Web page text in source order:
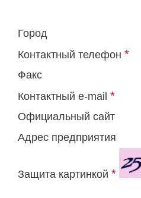
Город
Контактный телефон *
Факс
Контактный e-mail *
Официальный сайт
Адрес предприятия
Защита картинкой *